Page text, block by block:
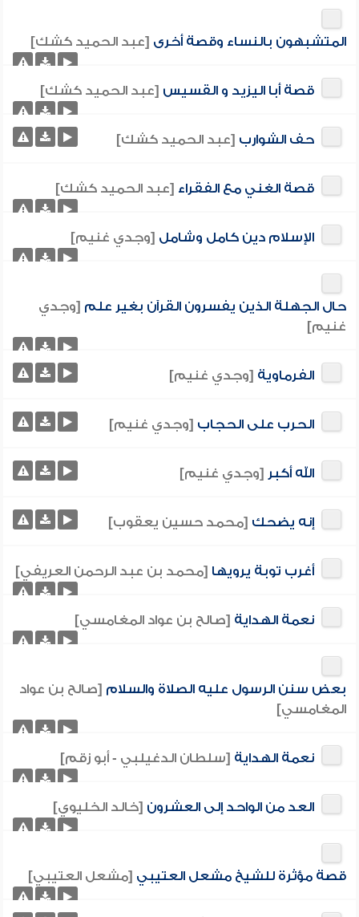
المتشبهون بالنساء وقصة أخرى [عبد الحميد كشك]
قصة أبا اليزيد و القسيس [عبد الحميد كشك]
حف الشوارب [عبد الحميد كشك]
قصة الغني مع الفقراء [عبد الحميد كشك]
الإسلام دين كامل وشامل [وجدي غنيم]
حال الجهلة الذين يفسرون القرآن بغير علم [وجدي
غنيم]
الفرماوية [وجدي غنيم]
الحرب على الحجاب [وجدي غنيم]
الله أكبر [وجدي غنيم]
إنه يضحك [محمد حسين يعقوب]
أغرب توبة يرويها [محمد بن عبد الرحمن العريفي]
نعمة الهداية [صالح بن عواد المغامسي]
بعض سنن الرسول عليه الصلاة والسلام [صالح بن عواد
المغامسي]
نعمة الهداية [سلطان الدغيلبي - أبو زقم]
العد من الواحد إلى العشرون [خالد الخليوي]
قصة مؤثرة للشيخ مشعل العتيبي [مشعل العتيبي]